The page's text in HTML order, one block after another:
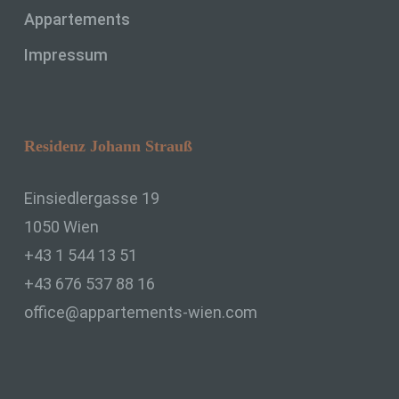
Appartements
Impressum
Residenz Johann Strauß
Einsiedlergasse 19
1050 Wien
+43 1 544 13 51
+43 676 537 88 16
office@appartements-wien.com
Auftragsverarbeiter ist eine natürliche
Einrichtung oder andere Stelle, die
Empfänger ist eine natürliche oder
juristische Person, Behörde, Einrichtung
oder andere Stelle, der
personenbezogene Daten offengelegt
werden, unabhängig davon, ob es sich
bei ihr um einen Dritten handelt oder
nicht. Behörden, die im Rahmen eines